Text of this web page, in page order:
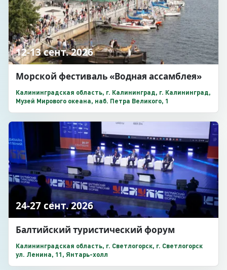
12-13 сент. 2026
Морской фестиваль «Водная ассамблея»
Калининградская область, г. Калининград, г. Калининград,
Музей Мирового океана, наб. Петра Великого, 1
24-27 сент. 2026
Балтийский туристический форум
Калининградская область, г. Светлогорск, г. Светлогорск
ул. Ленина, 11, Янтарь-холл